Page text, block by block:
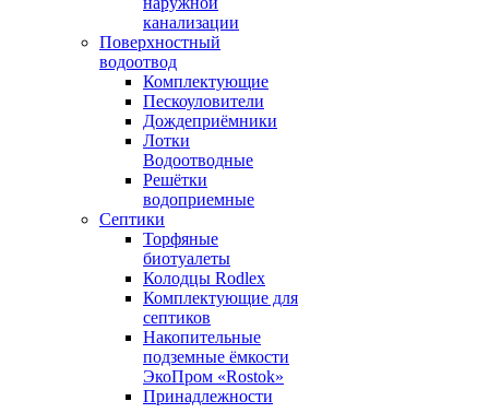
канализации
Поверхностный
водоотвод
Комплектующие
Пескоуловители
Дождеприёмники
Лотки
Водоотводные
Решётки
водоприемные
Септики
Торфяные
биотуалеты
Колодцы Rodlex
Комплектующие для
септиков
Накопительные
подземные ёмкости
ЭкоПром «Rostok»
Принадлежности